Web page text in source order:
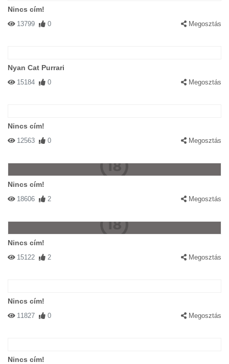
Nincs cím!
13799 0 Megosztás
Nyan Cat Purrari
15184 0 Megosztás
Nincs cím!
12563 0 Megosztás
Nincs cím!
18606 2 Megosztás
Nincs cím!
15122 2 Megosztás
Nincs cím!
11827 0 Megosztás
Nincs cím!